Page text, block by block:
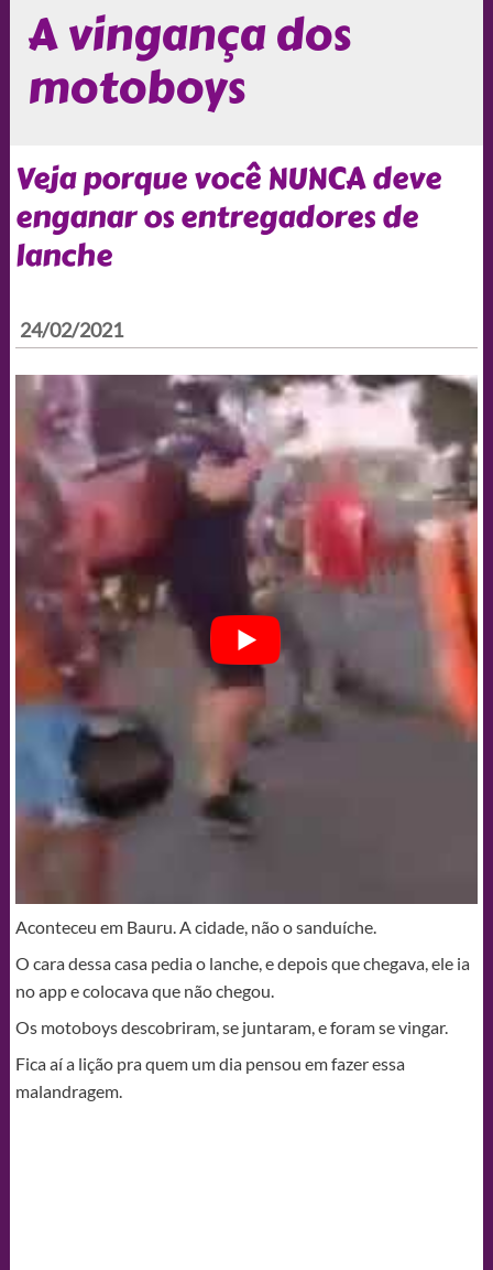
A vingança dos
motoboys
Veja porque você NUNCA deve
enganar os entregadores de
lanche
24/02/2021
Aconteceu em Bauru. A cidade, não o sanduíche.
O cara dessa casa pedia o lanche, e depois que chegava, ele ia
no app e colocava que não chegou.
Os motoboys descobriram, se juntaram, e foram se vingar.
Fica aí a lição pra quem um dia pensou em fazer essa
malandragem.